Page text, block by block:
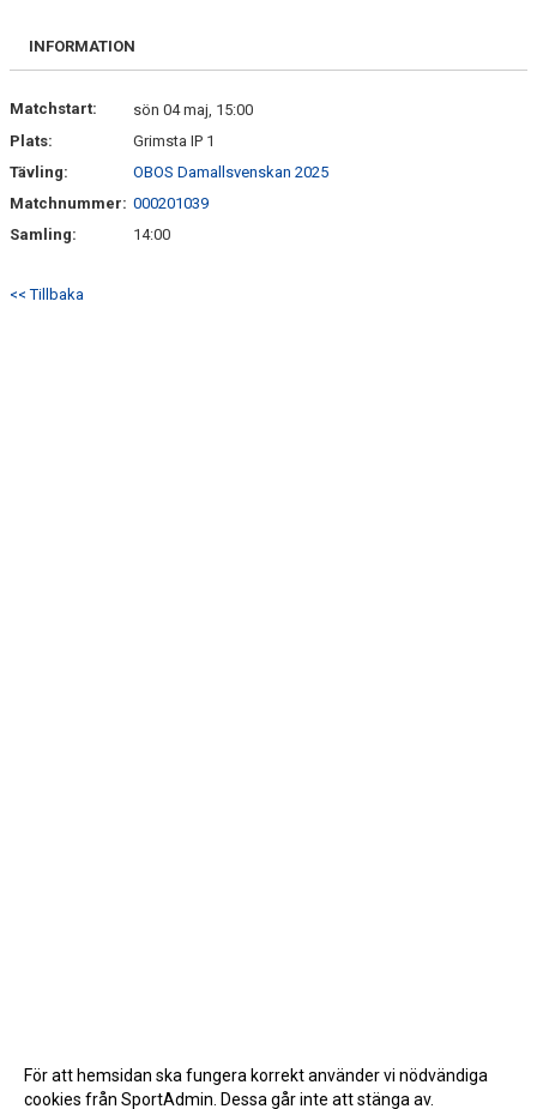
BILJETTER OCH SÄSONGSKORT
PITEENERGI PRE CAMP 2026
INFORMATION
Matchstart:
sön 04 maj, 15:00
Plats:
Grimsta IP 1
Tävling:
OBOS Damallsvenskan 2025
Matchnummer: 000201039
Samling:
14:00
<< Tillbaka
För att hemsidan ska fungera korrekt använder vi nödvändiga
cookies från SportAdmin. Dessa går inte att stänga av.